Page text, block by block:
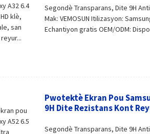
Segondè Transparans, Dite 9H
Mak: VEMOSUN Itilizasyon:
Echantiyon gratis OEM/ODM:
Pwotektè Ekran Pou
9H Dite Rezistans Kont
Segondè Transparans, Dite 9H